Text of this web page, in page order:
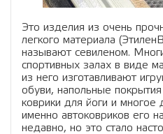
Это изделия из очень
легкого материала
называют севиленом.
спортивных залах в виде
из него изготавливают
обуви, напольные
коврики для йоги и многое
именно автоковриков его
недавно, но это стало